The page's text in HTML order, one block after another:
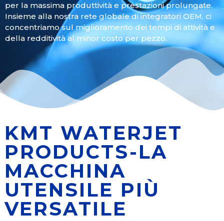
per la massima produttività e prestazioni prolungate.
Insieme alla nostra rete globale di integratori OEM, ci
concentriamo sul miglioramento dei tempi di attività e
della redditività al minor costo per pezzo.
KMT WATERJET
PRODUCTS-LA
MACCHINA
UTENSILE PIÙ
VERSATILE